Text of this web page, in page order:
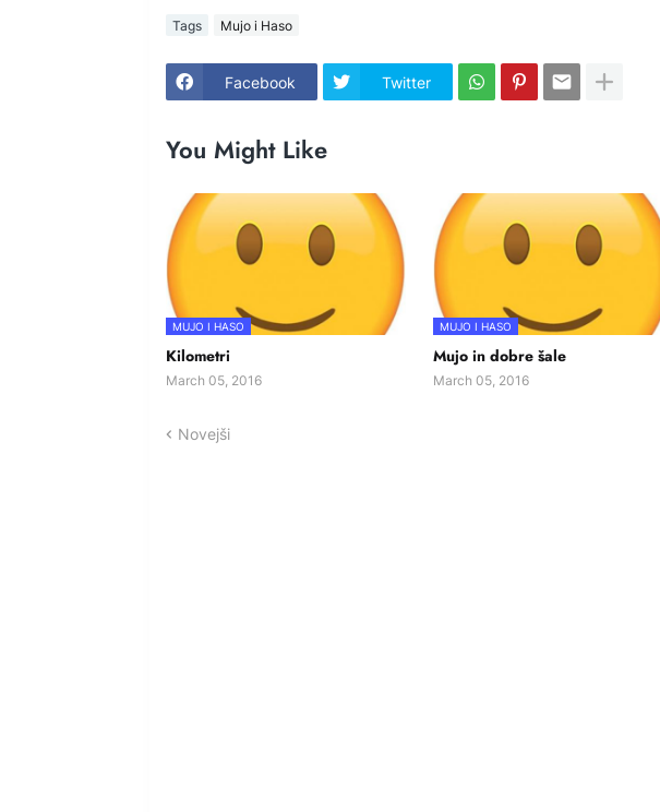
Tags Mujo i Haso
Facebook Twitter
You Might Like
MUJO I HASO
Kilometri
March 05, 2016
MUJO I HASO
Mujo in dobre šale
March 05, 2016
Novejši